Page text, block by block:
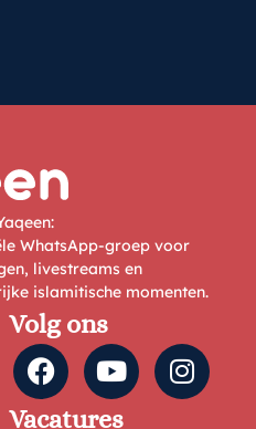
WhatsApp-groep voor
livestreams en
islamitische momenten.
Volg ons
Vacatures